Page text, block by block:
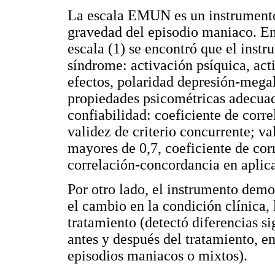
La escala EMUN es un
gravedad del episodio maniaco.
escala (1) se encontró que el
síndrome: activación psíquica,
efectos, polaridad depresión-
propiedades psicométricas
confiabilidad: coeficiente de
validez de criterio concurrente;
mayores de 0,7, coeficiente de
correlación-concordancia en
Por otro lado, el instrumento
el cambio en la condición clínica,
tratamiento (detectó diferencias
antes y después del tratamiento,
episodios maniacos o mixtos).